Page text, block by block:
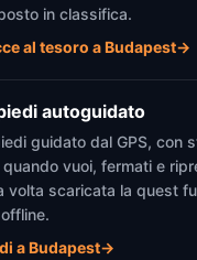
in classifica.
al tesoro a Budapest→
autoguidato
guidato dal GPS, con
quando vuoi, fermati e
volta scaricata la quest
a Budapest→